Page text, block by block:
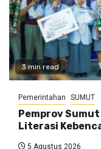
3 min read
Pemerintahan SUMUT
Pemprov
Literasi
5 Agustus 2026